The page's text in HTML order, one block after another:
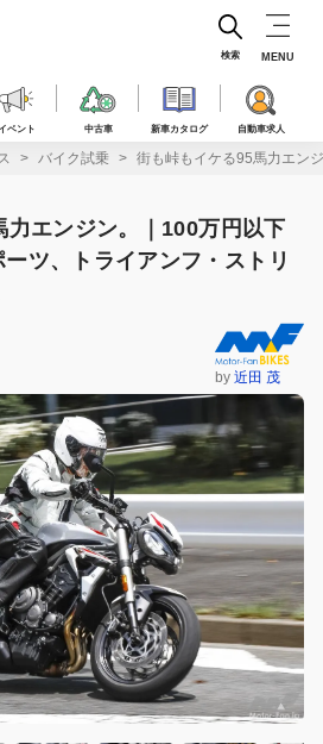
ベント 中古車 新車カタログ 自動車求人
検索 MENU
バイク試乗 街も峠もイケる95馬力エン
力エンジン。｜100万円以下
ツ、トライアンフ・ストリ
by近田 茂